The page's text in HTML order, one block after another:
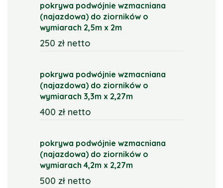
pokrywa podwójnie wzmacniana
(najazdowa) do ziorników o
wymiarach 2,5m x 2m
250 zł netto
pokrywa podwójnie wzmacniana
(najazdowa) do ziorników o
wymiarach 3,3m x 2,27m
400 zł netto
pokrywa podwójnie wzmacniana
(najazdowa) do ziorników o
wymiarach 4,2m x 2,27m
500 zł netto